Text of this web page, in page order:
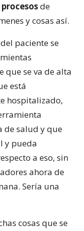
de
y cosas así.
paciente se
que se va de alta
está
hospitalizado,
de salud y que
y pueda
a eso, sin
ahora de
Sería una
cosas que se